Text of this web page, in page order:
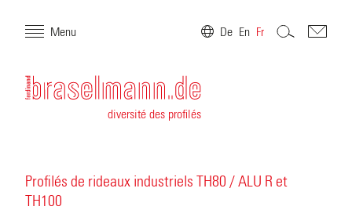
Menu De En Fr
diversité des profilés
Profilés de rideaux industriels TH80 / ALU R et
TH100